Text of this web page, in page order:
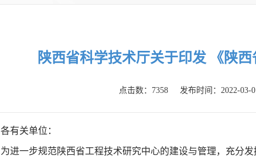
陕西省科学技术厅关于印发 《陕
点击数：7358 发布时间：2022-03-
各有关单位：
为进一步规范陕西省工程技术研究中心的建设与管理，充分